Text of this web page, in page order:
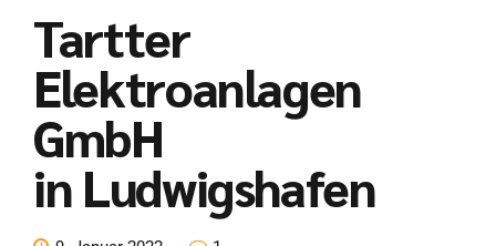
Tartter
Elektroanlagen
GmbH
in Ludwigshafen